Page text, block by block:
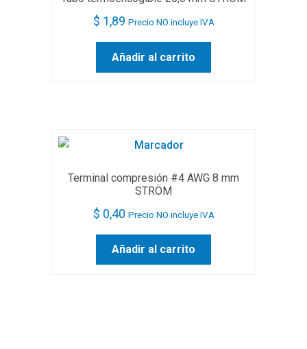
$ 1,89 Precio NO incluye IVA
Añadir al carrito
Terminal compresión #4 AWG 8 mm
STRÖM
$ 0,40 Precio NO incluye IVA
Añadir al carrito